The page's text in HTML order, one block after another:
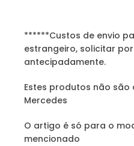
******Custos de envio
estrangeiro, solicitar
antecipadamente.
Estes produtos não
Mercedes
O artigo é só para o
mencionado